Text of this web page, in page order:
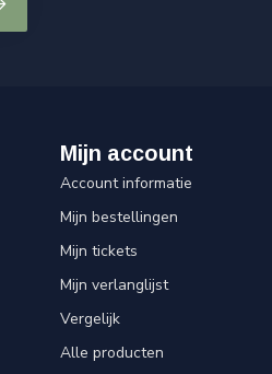
Mijn account
Account informatie
Mijn bestellingen
Mijn tickets
Mijn verlanglijst
Vergelijk
Alle producten